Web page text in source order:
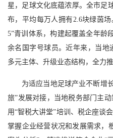
星，足球文化底蕴浓厚。全市足
布，平均每万人拥有2.6块绿茵
5”青训体系，构建起覆盖全年龄
余名国字号球员。近年来，当地
多元主体、升级业态结构，全力
为适应当地足球产业不断增
旅”发展对接，当地税务部门主
用“智税大讲堂”培训、税企座谈
掌握企业经营状况和发展需求，